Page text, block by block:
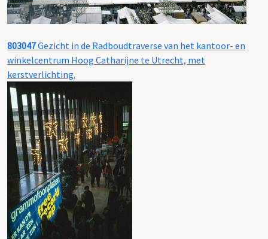
803047Gezicht in de Radboudtraverse van het kantoor- en
winkelcentrum Hoog Catharijne te Utrecht, met
kerstverlichting.